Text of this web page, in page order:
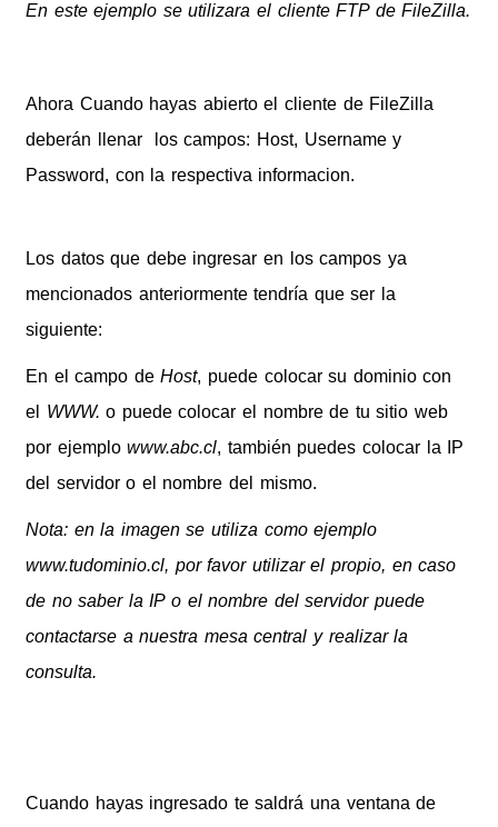
En este ejemplo se utilizara el cliente FTP de FileZilla.
Ahora Cuando hayas abierto el cliente de FileZilla
deberán llenar los campos: Host, Username y
Password, con la respectiva informacion.
Los datos que debe ingresar en los campos ya
mencionados anteriormente tendría que ser la
siguiente:
En el campo deHost, puede colocar su dominio con
el WWW. o puede colocar el nombre de tu sitio web
por ejemplowww.abc.cl, también puedes colocar la IP
del servidor o el nombre del mismo.
Nota: en la imagen se utiliza como ejemplo
www.tudominio.cl, por favor utilizar el propio, en caso
de no saber la IP o el nombre del servidor puede
contactarse a nuestra mesa central y realizar la
consulta.
Cuando hayas ingresado te saldrá una ventana de